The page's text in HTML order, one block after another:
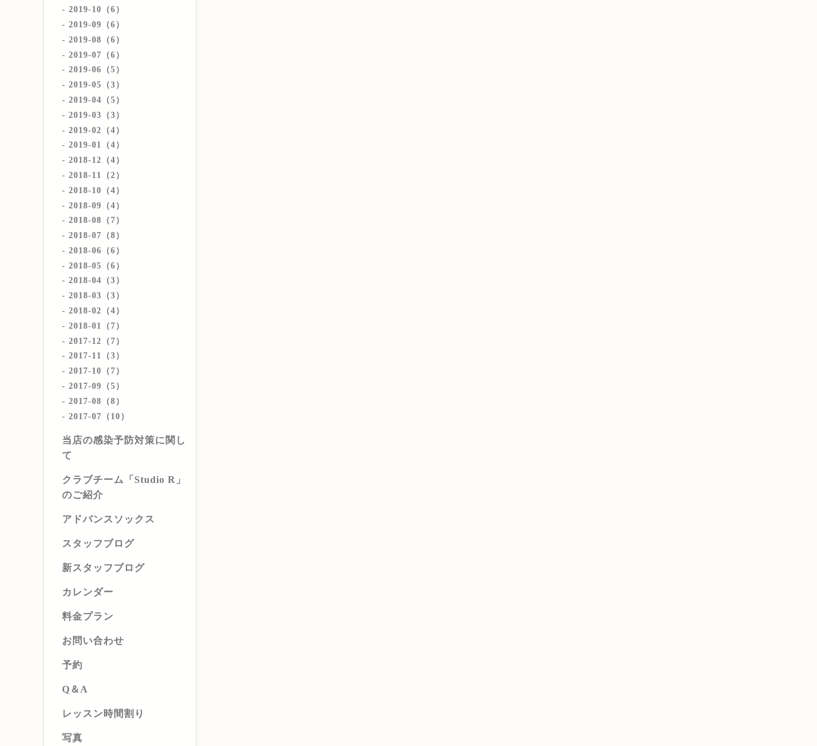
2019-10（6）
2019-09（6）
2019-08（6）
2019-07（6）
2019-06（5）
2019-05（3）
2019-04（5）
2019-03（3）
2019-02（4）
2019-01（4）
2018-12（4）
2018-11（2）
2018-10（4）
2018-09（4）
2018-08（7）
2018-07（8）
2018-06（6）
2018-05（6）
2018-04（3）
2018-03（3）
2018-02（4）
2018-01（7）
2017-12（7）
2017-11（3）
2017-10（7）
2017-09（5）
2017-08（8）
2017-07（10）
当店の感染予防対策に関し
て
クラブチーム「Studio R」
のご紹介
アドバンスソックス
スタッフブログ
新スタッフブログ
カレンダー
料金プラン
お問い合わせ
予約
Q＆A
レッスン時間割り
写真